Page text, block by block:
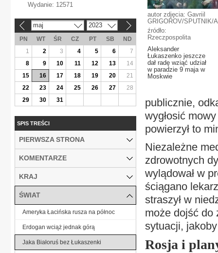
autor zdjęcia: Gavriil
GRIGOROV/SPUTNIK/
źródło:
Rzeczpospolita
Aleksander
Łukaszenko jeszcze
dał radę wziąć udział
w paradzie 9 maja w
Moskwie
publicznie,
wygłosić
powierzył to
Niezależne
zdrowotnych
wylądował w
ściągano
straszył w
może dojść do
sytuacji,
Rosja i
Wydanie: 12571
maj 2023
PN WT ŚR CZ PT SB
ND
1
2 3 4 5 6
7
8
9 10 11 12 13
14
15
16 17 18 19 20
21
22
23 24 25 26 27
28
29
30 31
SPIS TREŚCI
PIERWSZA STRONA
KOMENTARZE
KRAJ
ŚWIAT
Ameryka Łacińska rusza na północ
Erdogan wciąż jednak górą
Jaka Białoruś bez Łukaszenki